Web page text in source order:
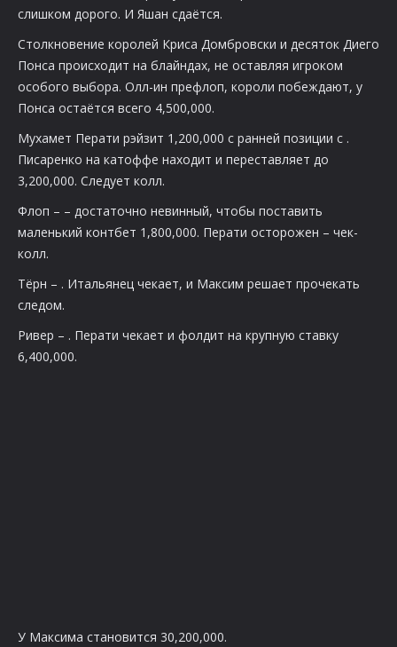
слишком дорого. И Яшан сдаётся.
Столкновение королей Криса Домбровски и десяток Диего
Понса происходит на блайндах, не оставляя игроком
особого выбора. Олл-ин префлоп, короли побеждают, у
Понса остаётся всего 4,500,000.
Мухамет Перати рэйзит 1,200,000 с ранней позиции с .
Писаренко на катоффе находит и переставляет до
3,200,000. Следует колл.
Флоп – – достаточно невинный, чтобы поставить
маленький контбет 1,800,000. Перати осторожен – чек-
колл.
Тёрн – . Итальянец чекает, и Максим решает прочекать
следом.
Ривер – . Перати чекает и фолдит на крупную ставку
6,400,000.
У Максима становится 30,200,000.